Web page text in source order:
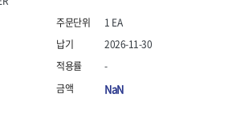
1 EA
2026-11-30
-
NaN